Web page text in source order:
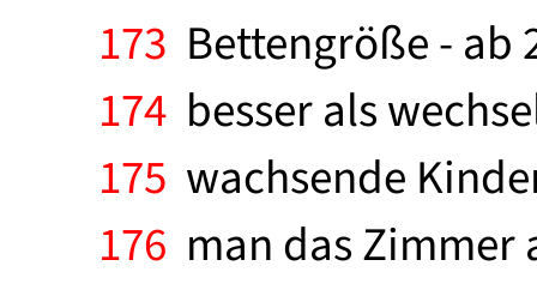
173 Bettengröße - ab
174 besser als
175 wachsende
176 man das Zimmer